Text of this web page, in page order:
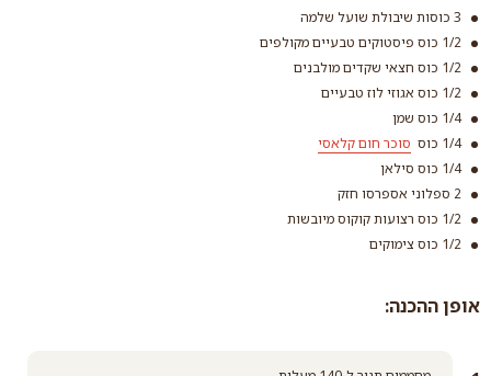
3 כוסות שיבולת שועל שלמה
1/2 כוס פיסטוקים טבעיים מקולפים
1/2 כוס חצאי שקדים מולבנים
1/2 כוס אגוזי לוז טבעיים
1/4 כוס שמן
1/4 כוס
סוכר חום קלאסי
1/4 כוס סילאן
2 ספלוני אספרסו חזק
1/2 כוס רצועות קוקוס מיובשות
1/2 כוס צימוקים
אופן ההכנה: